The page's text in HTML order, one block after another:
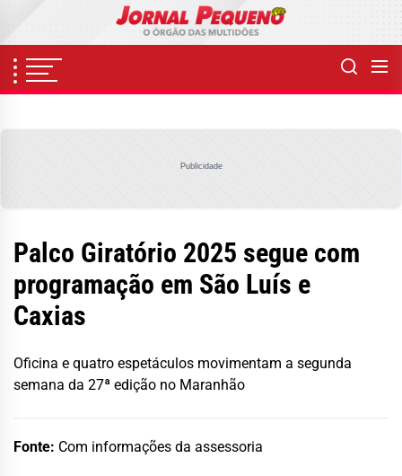
content
Publicidade
Palco Giratório 2025 segue com
programação em São Luís e
Caxias
Oficina e quatro espetáculos movimentam a segunda
semana da 27ª edição no Maranhão
Fonte: Com informações da assessoria